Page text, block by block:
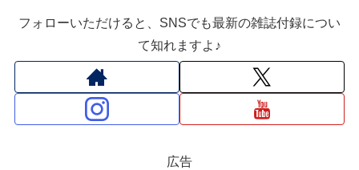
フォローいただけると、SNSでも最新の雑誌付録につい
て知れますよ♪
広告